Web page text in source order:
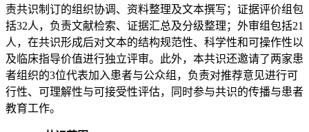
责共识制订的组织协调、资料整理及文本撰写；证据评价组包
括32人，负责文献检索、证据汇总及分级整理；外审组包括21
人，在共识形成后对文本的结构规范性、科学性和可操作性以
及临床指导价值进行独立评审。此外，本共识还邀请了两家患
者组织的3位代表加入患者与公众组，负责对推荐意见进行可
行性、可理解性与可接受性评估，同时参与共识的传播与患者
教育工作。